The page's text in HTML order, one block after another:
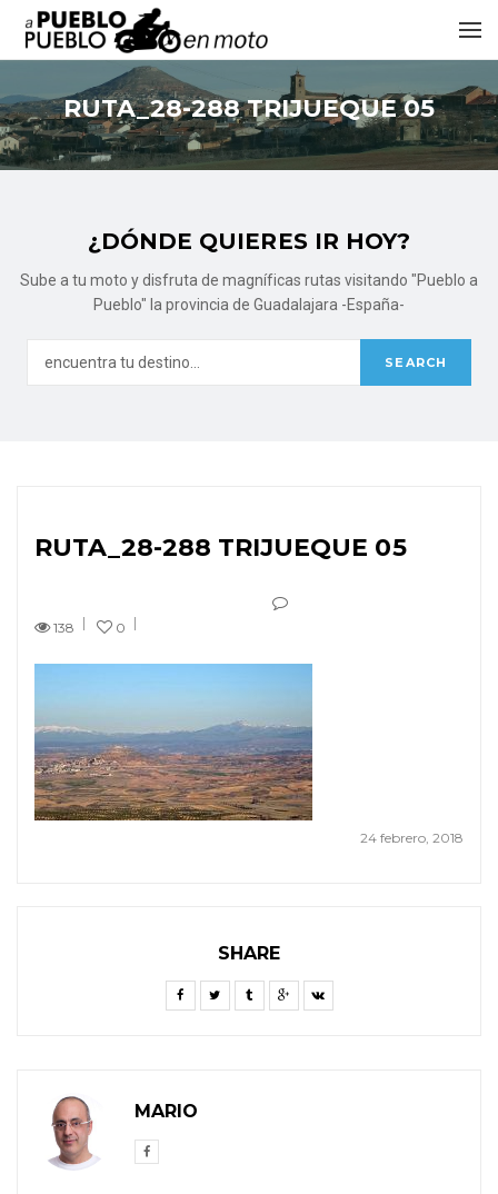
RUTA_28-288 TRIJUEQUE 05
¿DÓNDE QUIERES IR HOY?
Sube a tu moto y disfruta de magníficas rutas visitando "Pueblo a
Pueblo" la provincia de Guadalajara -España-
RUTA_28-288 TRIJUEQUE 05
138 0
24 febrero, 2018
SHARE
MARIO